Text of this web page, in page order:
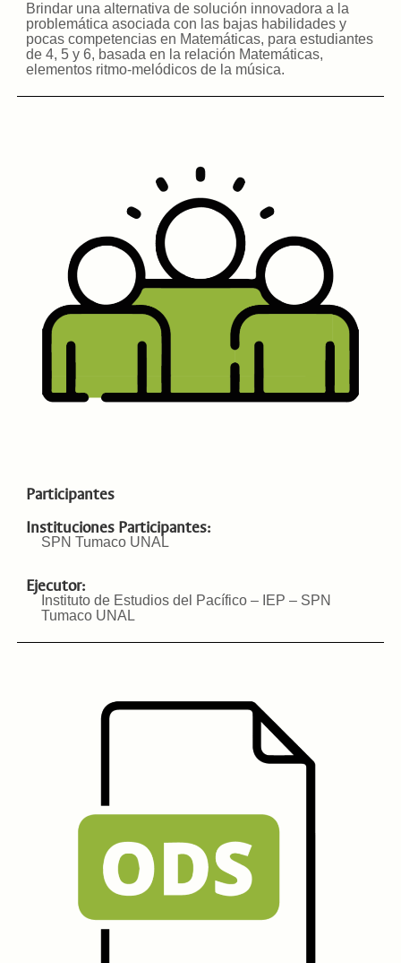
Brindar una alternativa de solución innovadora a la
problemática asociada con las bajas habilidades y
pocas competencias en Matemáticas, para estudiantes
de 4, 5 y 6, basada en la relación Matemáticas,
elementos ritmo-melódicos de la música.
Participantes
Instituciones Participantes:
SPN Tumaco UNAL
Ejecutor:
Instituto de Estudios del Pacífico – IEP – SPN
Tumaco UNAL